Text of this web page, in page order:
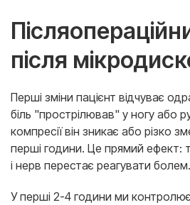
після
Перші зміни пацієнт відчуває
біль "прострілював" у ногу або
компресії він зникає або різко
перші години. Це прямий ефект:
і нерв перестає реагувати болем.
У перші 2-4 години ми